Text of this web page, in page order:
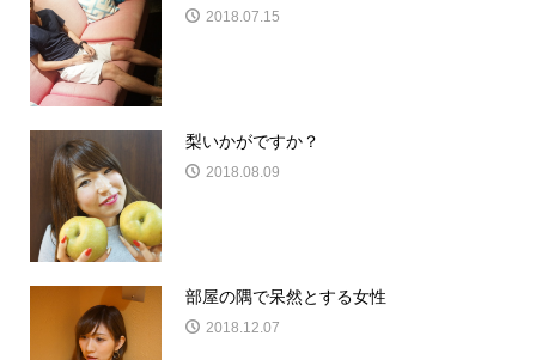
2018.07.15
梨いかがですか？
2018.08.09
部屋の隅で呆然とする女性
2018.12.07